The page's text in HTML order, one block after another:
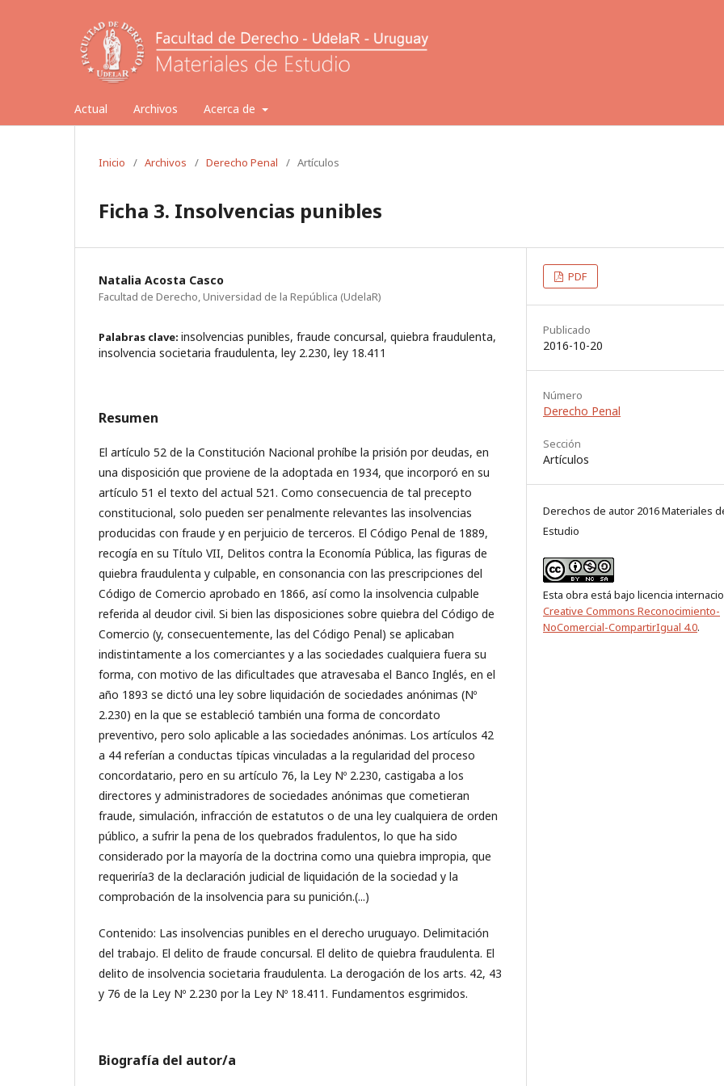
Actual Archivos Acerca de
Inicio / Archivos / Derecho Penal / Artículos
Ficha 3. Insolvencias punibles
Natalia Acosta Casco
Facultad de Derecho, Universidad de la República (UdelaR)
Palabras clave: insolvencias punibles, fraude concursal, quiebra fraudulenta,
insolvencia societaria fraudulenta, ley 2.230, ley 18.411
Resumen
El artículo 52 de la Constitución Nacional prohíbe la prisión por deudas, en
una disposición que proviene de la adoptada en 1934, que incorporó en su
artículo 51 el texto del actual 521. Como consecuencia de tal precepto
constitucional, solo pueden ser penalmente relevantes las insolvencias
producidas con fraude y en perjuicio de terceros. El Código Penal de 1889,
recogía en su Título VII, Delitos contra la Economía Pública, las figuras de
quiebra fraudulenta y culpable, en consonancia con las prescripciones del
Código de Comercio aprobado en 1866, así como la insolvencia culpable
referida al deudor civil. Si bien las disposiciones sobre quiebra del Código de
Comercio (y, consecuentemente, las del Código Penal) se aplicaban
indistintamente a los comerciantes y a las sociedades cualquiera fuera su
forma, con motivo de las dificultades que atravesaba el Banco Inglés, en el
año 1893 se dictó una ley sobre liquidación de sociedades anónimas (Nº
2.230) en la que se estableció también una forma de concordato
preventivo, pero solo aplicable a las sociedades anónimas. Los artículos 42
a 44 referían a conductas típicas vinculadas a la regularidad del proceso
concordatario, pero en su artículo 76, la Ley Nº 2.230, castigaba a los
directores y administradores de sociedades anónimas que cometieran
fraude, simulación, infracción de estatutos o de una ley cualquiera de orden
público, a sufrir la pena de los quebrados fradulentos, lo que ha sido
considerado por la mayoría de la doctrina como una quiebra impropia, que
requeriría3 de la declaración judicial de liquidación de la sociedad y la
comprobación de la insolvencia para su punición.(...)
Contenido: Las insolvencias punibles en el derecho uruguayo. Delimitación
del trabajo. El delito de fraude concursal. El delito de quiebra fraudulenta. El
delito de insolvencia societaria fraudulenta. La derogación de los arts. 42, 43
y 76 de la Ley Nº 2.230 por la Ley Nº 18.411. Fundamentos esgrimidos.
Biografía del autor/a
PDF
Publicado
2016-10-20
Número
Derecho Penal
Sección
Artículos
Derechos de autor 2016 Materiales
Estudio
Esta obra está bajo licencia
Creative Commons Reconocimiento-
NoComercial-CompartirIgual 4.0.